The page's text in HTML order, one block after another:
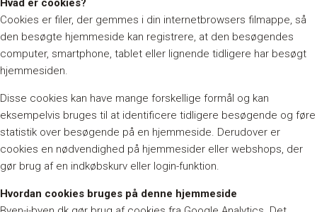
Hvad er cookies?
Cookies er filer, der gemmes i din internetbrowsers filmappe, så
den besøgte hjemmeside kan registrere, at den besøgendes
computer, smartphone, tablet eller lignende tidligere har besøgt
hjemmesiden.
Disse cookies kan have mange forskellige formål og kan
eksempelvis bruges til at identificere tidligere besøgende og føre
statistik over besøgende på en hjemmeside. Derudover er
cookies en nødvendighed på hjemmesider eller webshops, der
gør brug af en indkøbskurv eller login-funktion.
Hvordan cookies bruges på denne hjemmeside